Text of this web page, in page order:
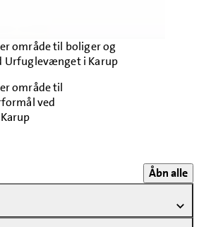
område til boliger og
Urfuglevænget i Karup
område til
ved
Åbn alle